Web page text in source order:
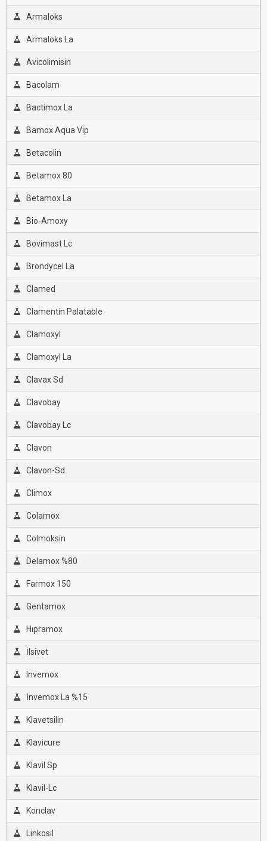
Armaloks
Armaloks La
Avicolimisin
Bacolam
Bactimox La
Bamox Aqua Vip
Betacolin
Betamox 80
Betamox La
Bio-Amoxy
Bovimast Lc
Brondycel La
Clamed
Clamentin Palatable
Clamoxyl
Clamoxyl La
Clavax Sd
Clavobay
Clavobay Lc
Clavon
Clavon-Sd
Climox
Colamox
Colmoksin
Delamox %80
Farmox 150
Gentamox
Hıpramox
İlsivet
Invemox
İnvemox La %15
Klavetsilin
Klavicure
Klavil Sp
Klavil-Lc
Konclav
Linkosil